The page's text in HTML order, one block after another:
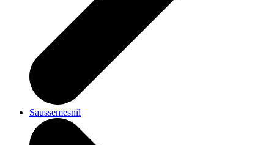
Saussemesnil